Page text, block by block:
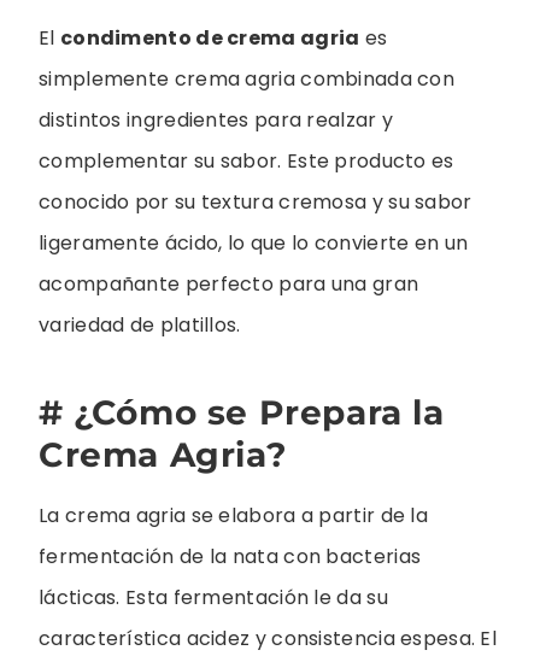
El condimento de crema agria es
simplemente crema agria combinada con
distintos ingredientes para realzar y
complementar su sabor. Este producto es
conocido por su textura cremosa y su sabor
ligeramente ácido, lo que lo convierte en un
acompañante perfecto para una gran
variedad de platillos.
# ¿Cómo se Prepara la
Crema Agria?
La crema agria se elabora a partir de la
fermentación de la nata con bacterias
lácticas. Esta fermentación le da su
característica acidez y consistencia espesa. El